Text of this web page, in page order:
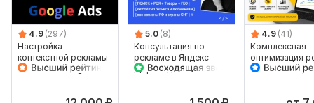
4.9 (297)
Настройка
контекстной рекламы
под ключ Google Ads
5.0 (8)
Консультация по
рекламе в Яндекс
Директ для Бизнеса.
4.9 (41)
Комплексная
оптимизация
в Яндекс